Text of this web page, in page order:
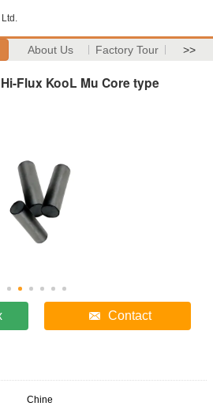
Ltd.
About Us Factory Tour >>
Flux KooL Mu Core type
Contact
Chine